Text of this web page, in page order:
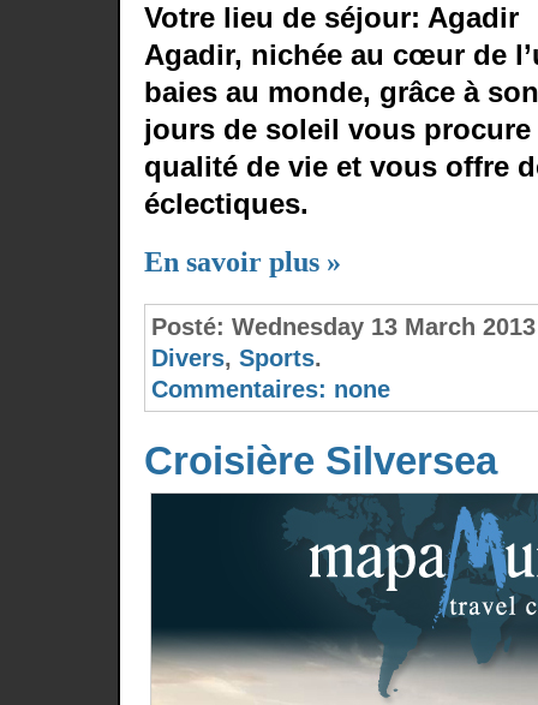
Votre lieu de séjour: Agadir
Agadir, nichée au cœur de
baies au monde, grâce à
jours de soleil vous
qualité de vie et vous offre
éclectiques.
En savoir plus »
Posté: Wednesday 13 March
Divers, Sports.
Commentaires: none
Croisière Silversea